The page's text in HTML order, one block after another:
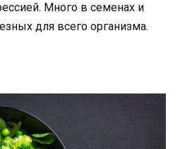
Много в семенах и
для всего организма.